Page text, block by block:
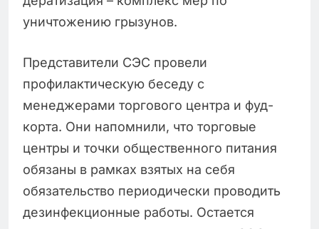
уничтожению грызунов.
Представители СЭС провели
профилактическую беседу с
менеджерами торгового центра и фуд-
корта. Они напомнили, что торговые
центры и точки общественного питания
обязаны в рамках взятых на себя
обязательство периодически проводить
дезинфекционные работы. Остается